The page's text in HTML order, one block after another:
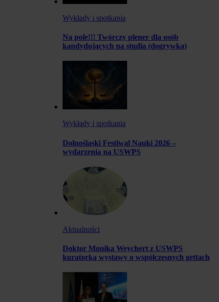
Wykłady i spotkania
Na pole!!! Twórczy plener dla osób
kandydujących na studia (dogrywka)
Wykłady i spotkania
Dolnośląski Festiwal Nauki 2026 –
wydarzenia na USWPS
Aktualności
Doktor Monika Weychert z USWPS
kuratorką wystawy o współczesnych gettach